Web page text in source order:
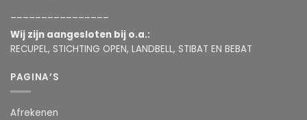
Wij zijn aangesloten bij o.a.:
RECUPEL, STICHTING OPEN, LANDBELL, STIBAT EN BEBAT
PAGINA’S
Afrekenen